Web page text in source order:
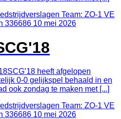
Team: ZO-1 VE
336686 10 mei 2026
heeft afgelopen
0-0 gelijkspel behaald in en
ook zondag te maken met [...]
Team: ZO-1 VE
336686 10 mei 2026